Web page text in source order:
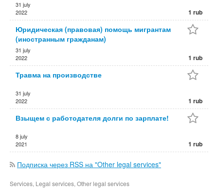
31 july
2022
1 rub
Юридическая (правовая) помощь мигрантам
(иностранным гражданам)
31 july
2022
1 rub
Травма на производстве
31 july
2022
1 rub
Взыщем с работодателя долги по зарплате!
8 july
2021
1 rub
Подписка через RSS на "Other legal services"
Services, Legal services, Other legal services